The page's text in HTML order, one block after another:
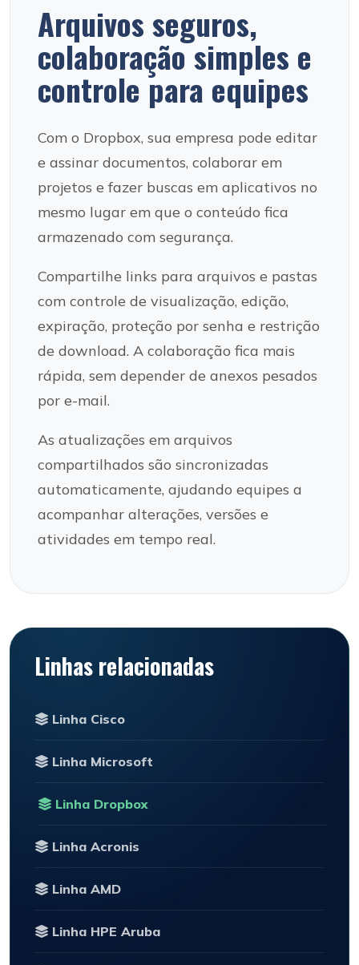
Arquivos seguros,
colaboração simples e
controle para equipes
Com o Dropbox, sua empresa pode editar
e assinar documentos, colaborar em
projetos e fazer buscas em aplicativos no
mesmo lugar em que o conteúdo fica
armazenado com segurança.
Compartilhe links para arquivos e pastas
com controle de visualização, edição,
expiração, proteção por senha e restrição
de download. A colaboração fica mais
rápida, sem depender de anexos pesados
por e-mail.
As atualizações em arquivos
compartilhados são sincronizadas
automaticamente, ajudando equipes a
acompanhar alterações, versões e
atividades em tempo real.
Linhas relacionadas
Linha Cisco
Linha Microsoft
Linha Dropbox
Linha Acronis
Linha AMD
Linha HPE Aruba